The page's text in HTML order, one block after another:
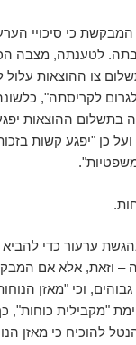
כי סיכויי
לטענתה, מצבה
צו ההוצאות
לקריסתה",
בתשלום ההוצאות
ועל כן "יפגע קשות
ערעור כדי
– וזאת, אלא אם המבקש
וכי "מאזן
"מקבילית כוחות",
להוכיח כי מאזן